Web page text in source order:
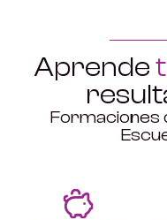
Aprende
Formaciones